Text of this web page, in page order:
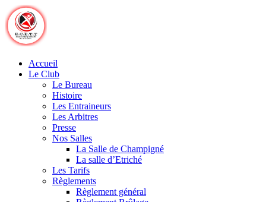
Skip
to
content
Accueil
Le Club
Le Bureau
Histoire
Les Entraineurs
Les Arbitres
Presse
Nos Salles
La Salle de Champigné
La salle d’Etriché
Les Tarifs
Règlements
Règlement général